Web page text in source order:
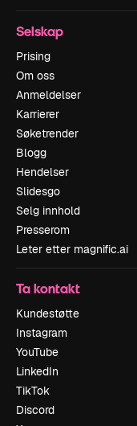
Selskap
Prising
Om oss
Anmeldelser
Karrierer
Søketrender
Blogg
Hendelser
Slidesgo
Selg innhold
Presserom
Leter etter magnific.ai
Ta kontakt
Kundestøtte
Instagram
YouTube
LinkedIn
TikTok
Discord